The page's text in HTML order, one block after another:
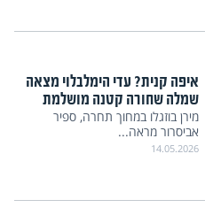
איפה קנית? עדי הימלבלוי מצאה
שמלה שחורה קטנה מושלמת
מירן בוזגלו במחוך תחרה, ספיר
אביסרור מראה...
14.05.2026